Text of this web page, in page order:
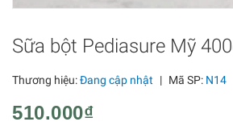
Sữa bột Pediasure Mỹ
Thương hiệu:Đang cập nhật | Mã SP: N14
510.000₫